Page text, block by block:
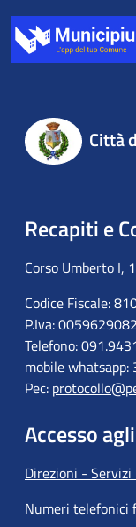
Città
Recapiti e
Corso Umberto I,
Codice Fiscale:
P.Iva:
Telefono:
mobile
Pec:
Accesso
Direzioni -
Numeri telefonici